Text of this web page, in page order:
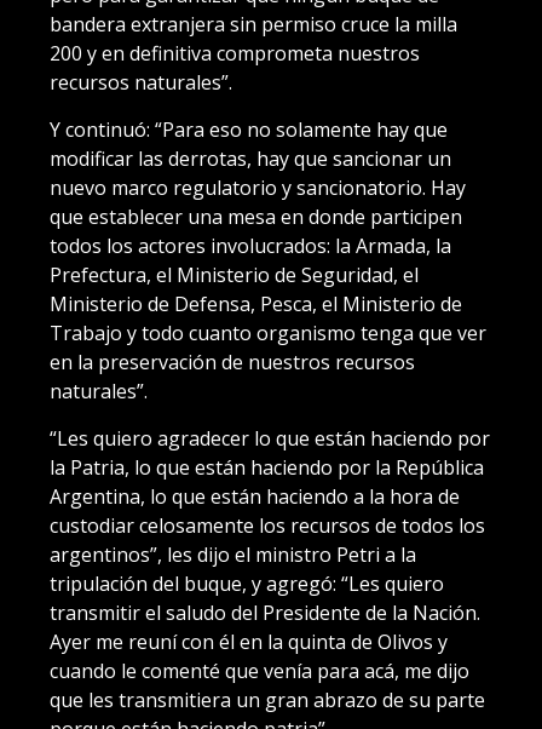
bandera extranjera sin permiso cruce la milla
200 y en definitiva comprometa nuestros
recursos naturales”.
Y continuó: “Para eso no solamente hay que
modificar las derrotas, hay que sancionar un
nuevo marco regulatorio y sancionatorio. Hay
que establecer una mesa en donde participen
todos los actores involucrados: la Armada, la
Prefectura, el Ministerio de Seguridad, el
Ministerio de Defensa, Pesca, el Ministerio de
Trabajo y todo cuanto organismo tenga que ver
en la preservación de nuestros recursos
naturales”.
“Les quiero agradecer lo que están haciendo por
la Patria, lo que están haciendo por la República
Argentina, lo que están haciendo a la hora de
custodiar celosamente los recursos de todos los
argentinos”, les dijo el ministro Petri a la
tripulación del buque, y agregó: “Les quiero
transmitir el saludo del Presidente de la Nación.
Ayer me reuní con él en la quinta de Olivos y
cuando le comenté que venía para acá, me dijo
que les transmitiera un gran abrazo de su parte